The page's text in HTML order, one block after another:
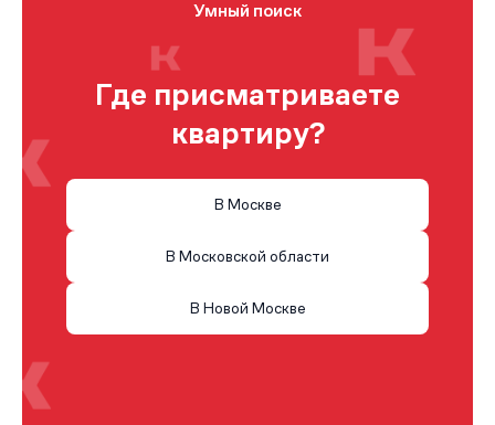
Умный поиск
Где присматриваете
квартиру?
В Москве
В Московской области
В Новой Москве